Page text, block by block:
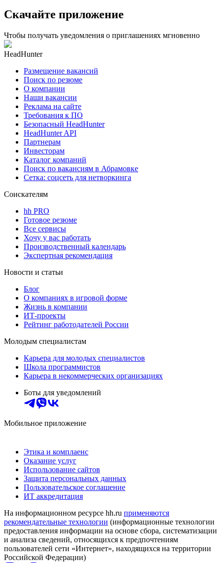
Скачайте приложение
Чтобы получать уведомления о приглашениях мгновенно
HeadHunter
Размещение вакансий
Поиск по резюме
О компании
Наши вакансии
Реклама на сайте
Требования к ПО
Безопасный HeadHunter
HeadHunter API
Партнерам
Инвесторам
Каталог компаний
Поиск по вакансиям в Абрамовке
Сетка: соцсеть для нетворкинга
Соискателям
hh PRO
Готовое резюме
Все сервисы
Хочу у вас работать
Производственный календарь
Экспертная рекомендация
Новости и статьи
Блог
О компаниях в игровой форме
Жизнь в компании
ИТ-проекты
Рейтинг работодателей России
Молодым специалистам
Карьера для молодых специалистов
Школа программистов
Карьера в некоммерческих организациях
Боты для уведомлений
Мобильное приложение
Этика и комплаенс
Оказание услуг
Использование сайтов
Защита персональных данных
Пользовательское соглашение
ИТ аккредитация
На информационном ресурсе hh.ru применяются
рекомендательные технологии (информационные технологии
предоставления информации на основе сбора, систематизации
и анализа сведений, относящихся к предпочтениям
пользователей сети «Интернет», находящихся на территории
Российской Федерации)